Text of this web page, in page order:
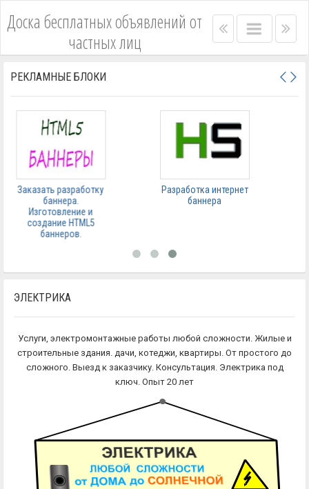
Доска бесплатных объявлений от
частных лиц
Left
bar
Main
menu
Right
menu
bar
РЕКЛАМНЫЕ БЛОКИ
Заказать разработку
баннера.
Изготовление и
создание HTML5
баннеров.
Разработка интернет
баннера
ЭЛЕКТРИКА
Услуги, электромонтажные работы любой сложности. Жилые и
строительные здания. дачи, котеджи, квартиры. От простого до
сложного. Выезд к заказчику. Консультация. Электрика под
ключ. Опыт 20 лет